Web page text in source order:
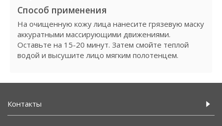
Способ применения
На очищенную кожу лица нанесите грязевую маску
аккуратными массирующими движениями.
Оставьте на 15-20 минут. Затем смойте теплой
водой и высушите лицо мягким полотенцем.
Контакты